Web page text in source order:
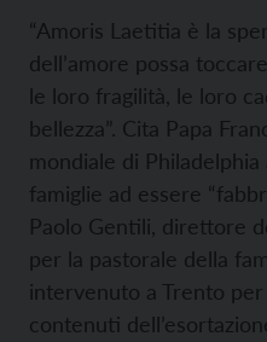
“Amoris Laetitia è la
dell’amore possa
le loro fragilità, le loro
bellezza”. Cita Papa
mondiale di
famiglie ad essere
Paolo Gentili, direttore
per la pastorale della
intervenuto a Trento
contenuti